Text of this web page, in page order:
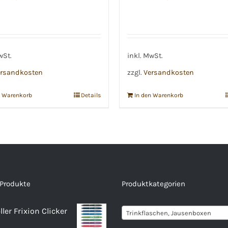
Warenkorb Details
inkl. MwSt.
zzgl. Versandkosten
In den Warenkorb
Frixion Clicker
Produktkategorien
Trinkflaschen, Jausenboxen